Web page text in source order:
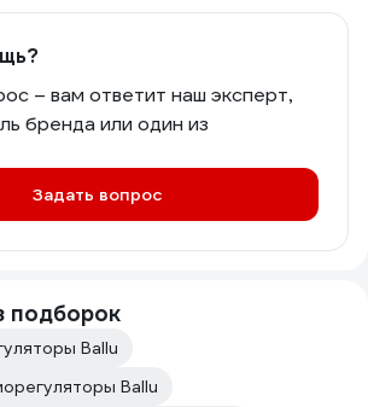
– вам ответит наш эксперт,
бренда или один из
Задать вопрос
подборок
Ballu
Ballu